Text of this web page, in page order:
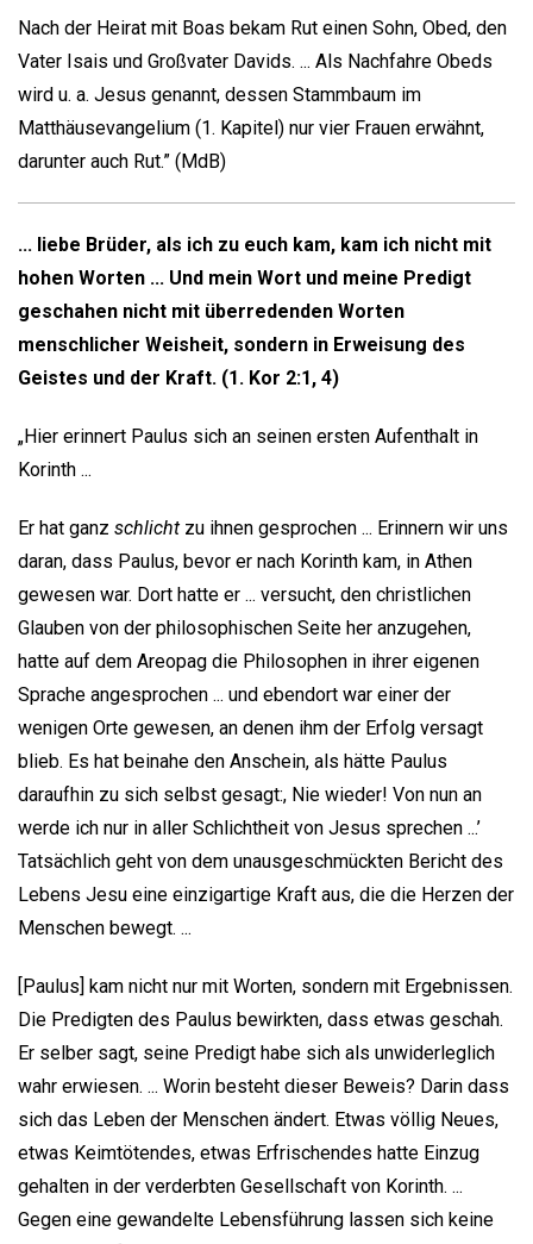
Nach der Heirat mit Boas bekam Rut einen Sohn, Obed, den
Vater Isais und Großvater Davids. ... Als Nachfahre Obeds
wird u. a. Jesus genannt, dessen Stammbaum im
Matthäusevangelium (1. Kapitel) nur vier Frauen erwähnt,
darunter auch Rut.” (MdB)
... liebe Brüder, als ich zu euch kam, kam ich nicht mit
hohen Worten ... Und mein Wort und meine Predigt
geschahen nicht mit überredenden Worten
menschlicher Weisheit, sondern in Erweisung des
Geistes und der Kraft. (1. Kor 2:1, 4)
„Hier erinnert Paulus sich an seinen ersten Aufenthalt in
Korinth ...
Er hat ganz schlicht zu ihnen gesprochen ... Erinnern wir uns
daran, dass Paulus, bevor er nach Korinth kam, in Athen
gewesen war. Dort hatte er ... versucht, den christlichen
Glauben von der philosophischen Seite her anzugehen,
hatte auf dem Areopag die Philosophen in ihrer eigenen
Sprache angesprochen ... und ebendort war einer der
wenigen Orte gewesen, an denen ihm der Erfolg versagt
blieb. Es hat beinahe den Anschein, als hätte Paulus
daraufhin zu sich selbst gesagt:, Nie wieder! Von nun an
werde ich nur in aller Schlichtheit von Jesus sprechen ...’
Tatsächlich geht von dem unausgeschmückten Bericht des
Lebens Jesu eine einzigartige Kraft aus, die die Herzen der
Menschen bewegt. ...
[Paulus] kam nicht nur mit Worten, sondern mit Ergebnissen.
Die Predigten des Paulus bewirkten, dass etwas geschah.
Er selber sagt, seine Predigt habe sich als unwiderleglich
wahr erwiesen. ... Worin besteht dieser Beweis? Darin dass
sich das Leben der Menschen ändert. Etwas völlig Neues,
etwas Keimtötendes, etwas Erfrischendes hatte Einzug
gehalten in der verderbten Gesellschaft von Korinth. ...
Gegen eine gewandelte Lebensführung lassen sich keine